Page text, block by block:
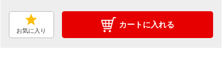
お気に入り
カートに入れる